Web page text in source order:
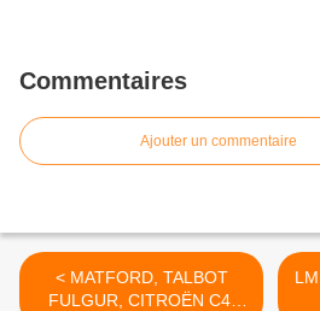
Commentaires
Ajouter un commentaire
< MATFORD, TALBOT
FULGUR, CITROËN C4,